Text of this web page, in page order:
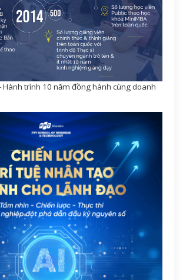
Hành trình 10 năm đồng hành cùng doanh